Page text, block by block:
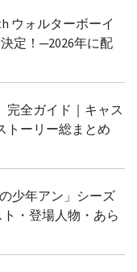
ウォルターボーイ
定！─2026年に配
完全ガイド｜キャス
トーリー総まとめ
少年アン」シーズ
・登場人物・あら